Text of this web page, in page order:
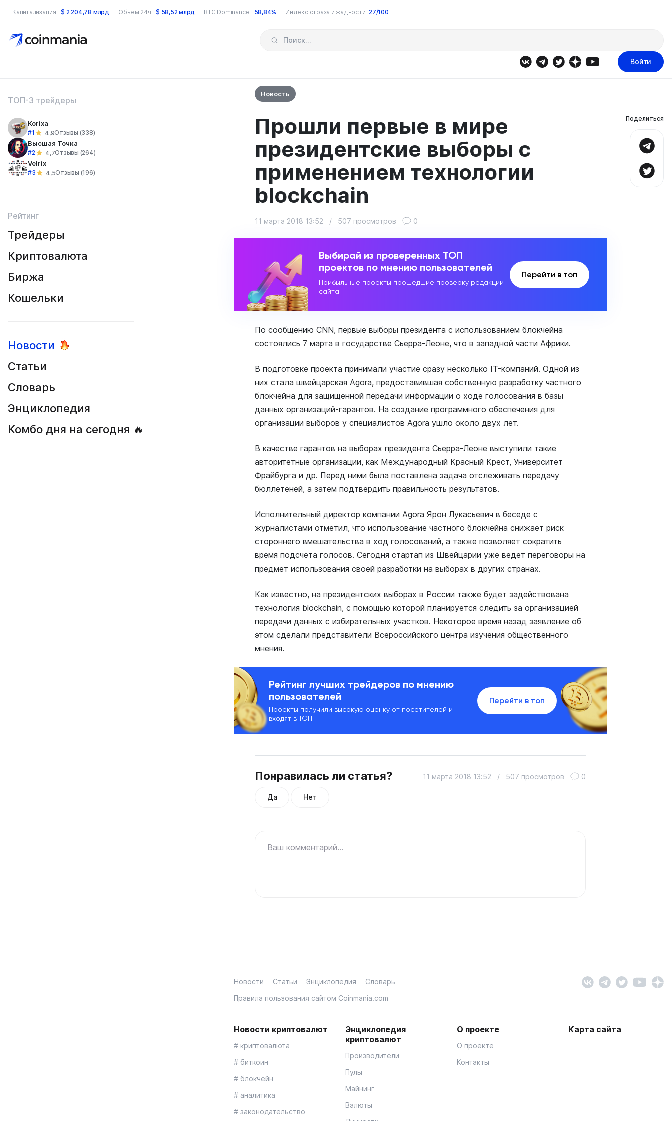
Капитализация: $ 2 204,78 млрд Объем 24ч: $ 58,52 млрд BTC Dominance: 58,84% Индекс страха и жадности 27/100
по сайту
Войти
ТОП-3 трейдеры
Korixa
#1 4,9Отзывы (338)
Высшая Точка
#2 4,7Отзывы (264)
Velrix
#3 4,5Отзывы (196)
Рейтинг
Трейдеры
Криптовалюта
Биржа
Кошельки
Новости
Статьи
Словарь
Энциклопедия
Комбо дня на сегодня 🔥
Новость
Прошли первые в мире
президентские выборы с
применением технологии
blockchain
11 марта 2018 13:52 / 507 просмотров 0
Выбирай из проверенных ТОП
проектов по мнению пользователей
Прибыльные проекты прошедшие проверку редакции
сайта
Перейти в топ
По сообщению CNN, первые выборы президента с использованием блокчейна
состоялись 7 марта в государстве Сьерра-Леоне, что в западной части Африки.
В подготовке проекта принимали участие сразу несколько IT-компаний. Одной из
них стала швейцарская Agora, предоставившая собственную разработку частного
блокчейна для защищенной передачи информации о ходе голосования в базы
данных организаций-гарантов. На создание программного обеспечения для
организации выборов у специалистов Agora ушло около двух лет.
В качестве гарантов на выборах президента Сьерра-Леоне выступили такие
авторитетные организации, как Международный Красный Крест, Университет
Фрайбурга и др. Перед ними была поставлена задача отслеживать передачу
бюллетеней, а затем подтвердить правильность результатов.
Исполнительный директор компании Agora Ярон Лукасьевич в беседе с
журналистами отметил, что использование частного блокчейна снижает риск
стороннего вмешательства в ход голосований, а также позволяет сократить
время подсчета голосов. Сегодня стартап из Швейцарии уже ведет переговоры на
предмет использования своей разработки на выборах в других странах.
Как известно, на президентских выборах в России также будет задействована
технология blockchain, с помощью которой планируется следить за организацией
передачи данных с избирательных участков. Некоторое время назад заявление об
этом сделали представители Всероссийского центра изучения общественного
мнения.
Рейтинг лучших трейдеров по мнению
пользователей
Проекты получили высокую оценку от посетителей и
входят в ТОП
Перейти в топ
Понравилась ли статья?
Да Нет
11 марта 2018 13:52 / 507 просмотров 0
Ваш комментарий...
Поделиться
Новости Статьи Энциклопедия
Словарь
Правила пользования сайтом Coinmania.com
Новости криптовалют
# криптовалюта
# биткоин
# блокчейн
# аналитика
# законодательство
Энциклопедия
криптовалют
Производители
Пулы
Майнинг
Валюты
О проекте
О проекте
Контакты
Карта сайта